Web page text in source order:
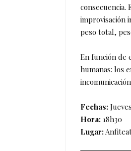
consecuencia.
improvisación
peso total,
En función de
humanas: los
Fechas:
Hora: 18h30
Lugar: